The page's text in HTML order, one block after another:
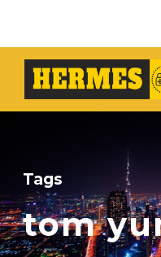
Tags
tom